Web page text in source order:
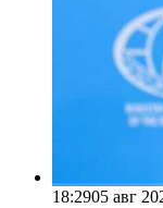
18:2905 авг